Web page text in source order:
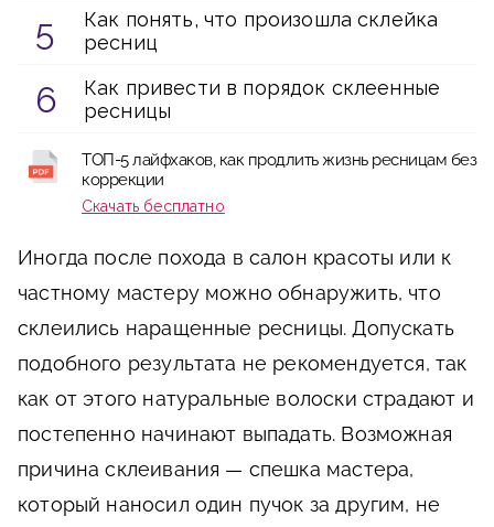
Как понять, что произошла склейка
ресниц
Как привести в порядок склеенные
ресницы
ТОП-5 лайфхаков, как продлить жизнь ресницам без
коррекции
Скачать бесплатно
Иногда после похода в салон красоты или к
частному мастеру можно обнаружить, что
склеились наращенные ресницы. Допускать
подобного результата не рекомендуется, так
как от этого натуральные волоски страдают и
постепенно начинают выпадать. Возможная
причина склеивания — спешка мастера,
который наносил один пучок за другим, не